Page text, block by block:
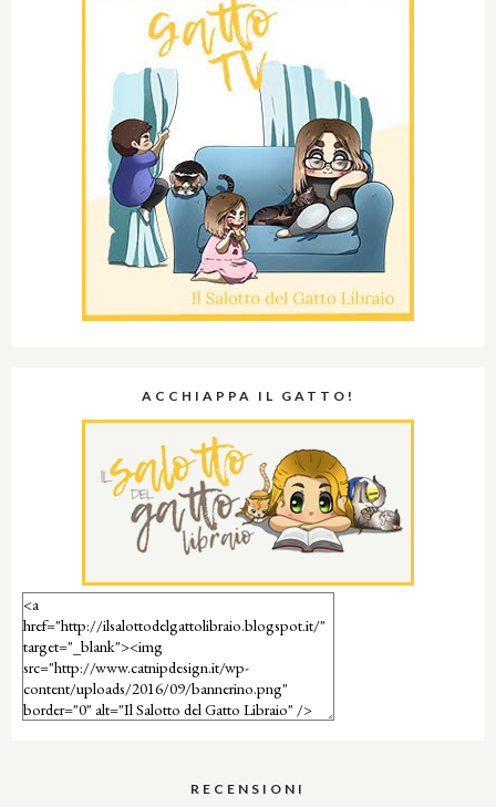
ACCHIAPPA IL GATTO!
RECENSIONI